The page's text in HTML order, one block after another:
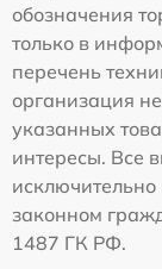
обозначения
только в
перечень
организация
указанных
интересы. Все
законном
1487 ГК РФ.